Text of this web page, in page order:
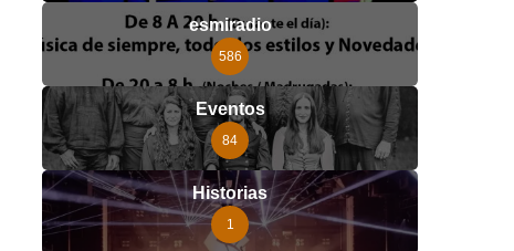
esmiradio
586
Eventos
84
Historias
1